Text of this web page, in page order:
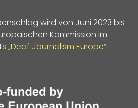
wird von Juni 2023 bis
Kommission im
„Deaf Journalism Europe“